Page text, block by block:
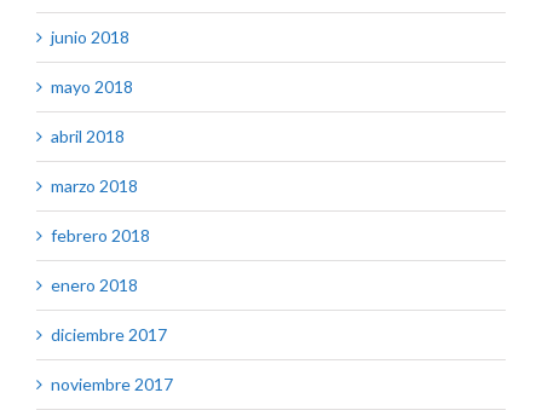
junio 2018
mayo 2018
abril 2018
marzo 2018
febrero 2018
enero 2018
diciembre 2017
noviembre 2017